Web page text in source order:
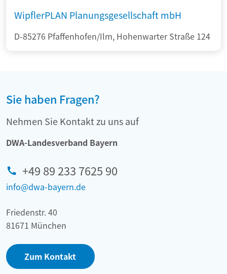
WipflerPLAN Planungsgesellschaft mbH
D-85276 Pfaffenhofen/Ilm, Hohenwarter Straße 124
Sie haben Fragen?
Nehmen Sie Kontakt zu uns auf
DWA-Landesverband Bayern
+49 89 233 7625 90
info@dwa-bayern.de
Friedenstr. 40
81671 München
Zum Kontakt